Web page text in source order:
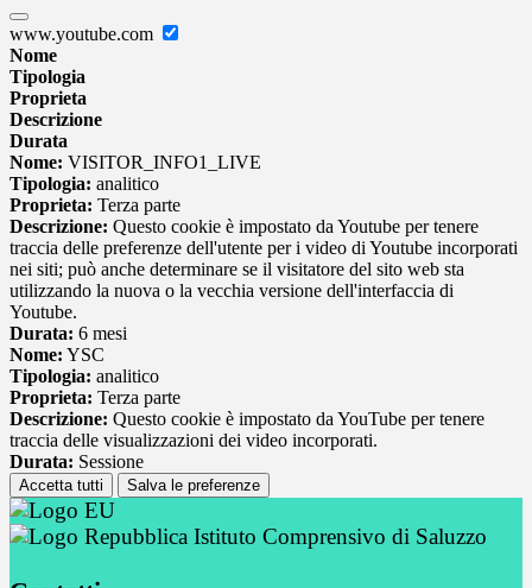
www.youtube.com
Nome
Tipologia
Proprieta
Descrizione
Durata
Nome: VISITOR_INFO1_LIVE
Tipologia: analitico
Proprieta: Terza parte
Descrizione: Questo cookie è impostato da Youtube per tenere
traccia delle preferenze dell'utente per i video di Youtube incorporati
nei siti; può anche determinare se il visitatore del sito web sta
utilizzando la nuova o la vecchia versione dell'interfaccia di
Youtube.
Durata: 6 mesi
Nome: YSC
Tipologia: analitico
Proprieta: Terza parte
Descrizione: Questo cookie è impostato da YouTube per tenere
traccia delle visualizzazioni dei video incorporati.
Durata: Sessione
Accetta tutti Salva le preferenze
Istituto Comprensivo di Saluzzo